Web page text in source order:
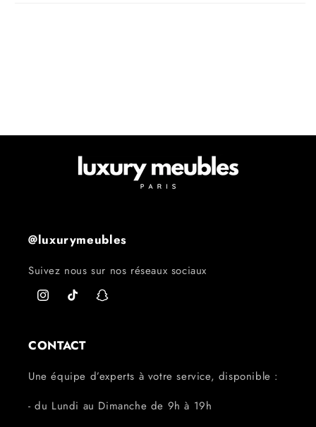
@luxurymeubles
Suivez nous sur nos réseaux sociaux
InstagramTikTok Snapchat
CONTACT
Une équipe d’experts à votre service, disponible :
- du Lundi au Dimanche de 9h à 19h